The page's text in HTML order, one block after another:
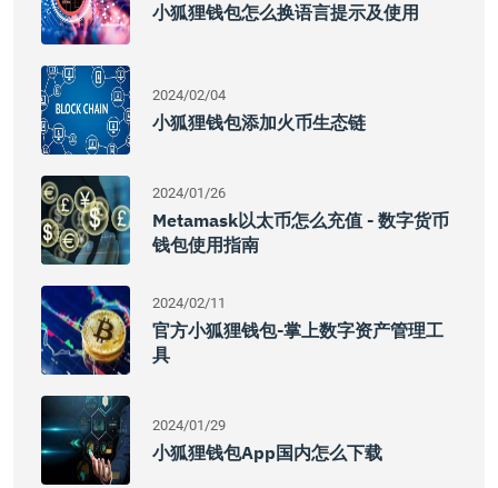
小狐狸钱包怎么换语言提示及使用
2024/02/04
小狐狸钱包添加火币生态链
2024/01/26
Metamask以太币怎么充值 - 数字货币
钱包使用指南
2024/02/11
官方小狐狸钱包-掌上数字资产管理工
具
2024/01/29
小狐狸钱包app国内怎么下载